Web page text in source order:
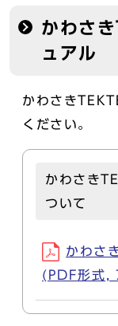
かわさ
ュアル
かわさき
ください。
かわさき
ついて
かわさ
(PDF形式,